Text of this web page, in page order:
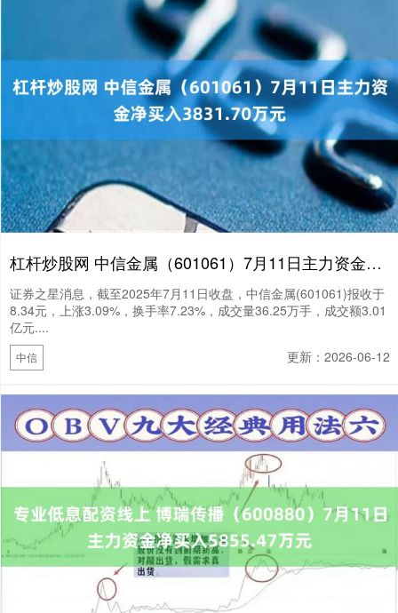
杠杆炒股网 中信金属（601061）7月11日主力资金净买入3831.70万元
证券之星消息，截至2025年7月11日收盘，中信金属(601061)报收于
8.34元，上涨3.09%，换手率7.23%，成交量36.25万手，成交额3.01
亿元....
中信 更新：2026-06-12